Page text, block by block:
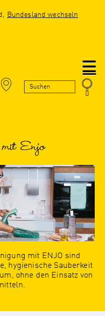
Bundesland wechseln
mit Enjo
mit ENJO sind
hygienische Sauberkeit
ohne den Einsatz von